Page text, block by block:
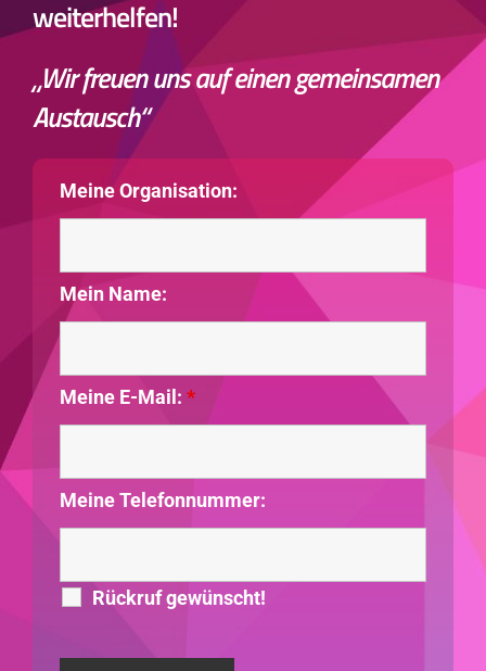
weiterhelfen!
„Wir freuen uns auf einen gemeinsamen
Austausch“
Meine Organisation:
Mein Name:
Meine E-Mail: *
Meine Telefonnummer:
Rückruf gewünscht!